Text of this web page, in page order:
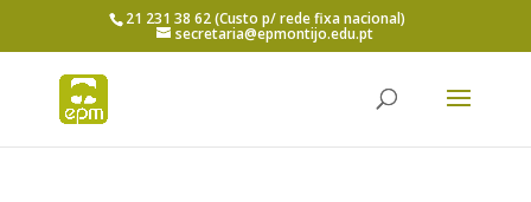
21 231 38 62 (Custo p/ rede fixa nacional)
secretaria@epmontijo.edu.pt